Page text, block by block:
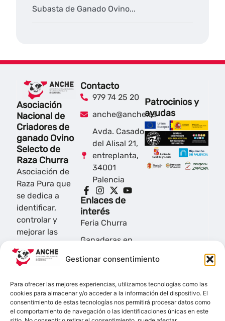
Gestionar consentimiento
Para ofrecer las mejores experiencias, utilizamos tecnologías como las
cookies para almacenar y/o acceder a la información del dispositivo. El
consentimiento de estas tecnologías nos permitirá procesar datos como
el comportamiento de navegación o las identificaciones únicas en este
Subasta de Ganado Ovino...
Asociación
Nacional de
Criadores de
ganado Ovino
Selecto de
Raza Churra
Asociación de
Raza Pura que
se dedica a
identificar,
controlar y
mejorar las
churra de la
región de
Castilla y León.
Contacto
979 74 25 20
anche@anche.es
Avda. Casado
del Alisal 21,
entreplanta,
34001
Palencia
Enlaces de
interés
Feria Churra
Ganaderas en
la Ganadería
Extensiva y el
Pastoralismo
Patrocinios y
ayudas